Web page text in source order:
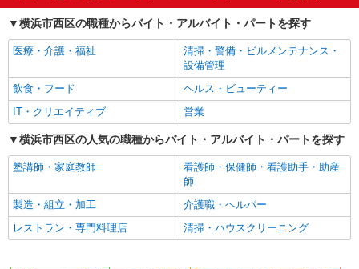
7.5H×22日勤務の場合「247,500円」※月収例は一
例です。ご経験により異なります。
〒220-0011 神奈川県横浜市西区高島2-18-1 そ
ごう横浜店 1F ビューティフロア
キープ 詳細を見る
派遣社員
コスメ販売
時給1540円〜1600円 【月給例】時給1,540
円 実働7.5H×22日勤務の場合「254,100円」※月
収例は一例です。ご経験により異なります。
〒220-0005 神奈川県横浜市西区南幸1丁目1
－1
未経験歓迎
ミドル（40代～）活躍中
エルダー（50代～）活躍中
シニア（60代～）活躍中
服装自由
髪型・髪色自由
上場企業・上場企業のグループ会
社
交通費支給
ファッション・アパレル
雑貨・コスメ販売
同じ特徴から求人を探す
横浜市西区の職種からバイト・アルバイト・パートを探す
医療・介護・福祉
清掃・警備・ビルメンテナンス・
設備管理
飲食・フード
ヘルス・ビューティー
IT・クリエイティブ
営業
横浜市西区の人気の職種からバイト・アルバイト・パートを探す
塾講師・家庭教師
看護師・保健師・看護助手・助産
師
製造・組立・加工
介護職・ヘルパー
レストラン・専門料理店
清掃・ハウスクリーニング